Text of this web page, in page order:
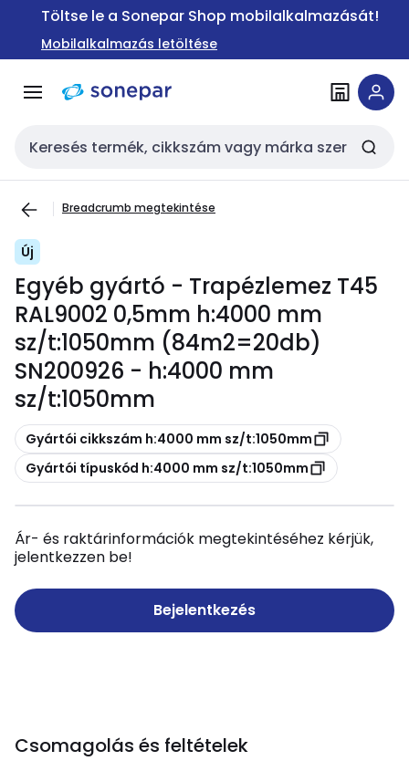
Ugrás a
Ugrás a
tartalomra
Töltse le a Sonepar Shop mobilalkalmazását!
Mobilalkalmazás letöltése
Keresési bemenet
Breadcrumb megtekintése
Új
Egyéb gyártó - Trapézlemez T45
RAL9002 0,5mm h:4000 mm
sz/t:1050mm (84m2=20db)
SN200926 - h:4000 mm
sz/t:1050mm
Másolás
Gyártói cikkszám h:4000 mm sz/t:1050mm
Másolás
Gyártói típuskód h:4000 mm sz/t:1050mm
Ár- és raktárinformációk megtekintéséhez kérjük,
jelentkezzen be!
Bejelentkezés
Csomagolás és feltételek